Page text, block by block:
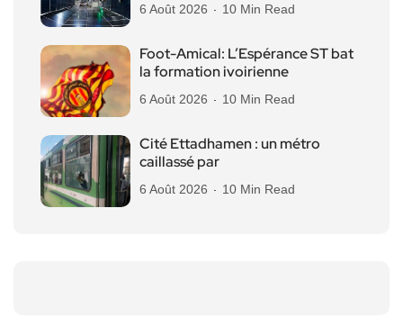
6 Août 2026 10 Min Read
Foot-Amical: L’Espérance ST bat
la formation ivoirienne
6 Août 2026 10 Min Read
Cité Ettadhamen : un métro
caillassé par
6 Août 2026 10 Min Read